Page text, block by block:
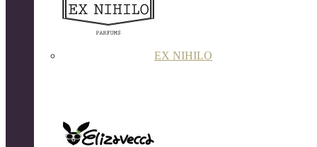
EX NIHILO